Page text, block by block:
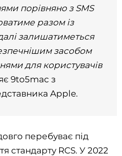
порівняно з SMS
разом із
залишатиметься
засобом
для користувачів
9to5mac з
Apple.
перебуває під
стандарту RCS. У 2022